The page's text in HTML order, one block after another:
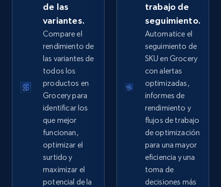
Home Depot US
URL, Domain, Country code, Model number,
Sku, Product id, Product name, Manufacturer,
and more.
2.1K+ 355+ Comenzar ahora
Home Depot US - Gather data on products
using specified keywords
URL, Domain, Country code, Model number,
de las
variantes.
Compare el
rendimiento de
las variantes de
todos los
productos en
Grocery para
identificar los
que mejor
funcionan,
optimizar el
surtido y
maximizar el
potencial de la
trabajo de
seguimiento.
Automatice el
seguimiento de
SKU en Grocery
con alertas
optimizadas,
informes de
rendimiento y
flujos de trabajo
de optimización
para una mayor
eficiencia y una
toma de
decisiones más